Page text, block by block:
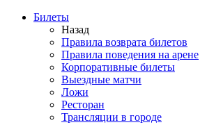
Билеты
Назад
Правила возврата билетов
Правила поведения на арене
Корпоративные билеты
Выездные матчи
Ложи
Ресторан
Трансляции в городе